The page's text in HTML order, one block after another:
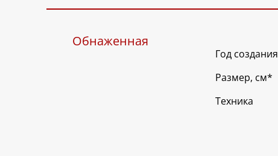
Обнаженная
Год создания
Размер, см*
Техника